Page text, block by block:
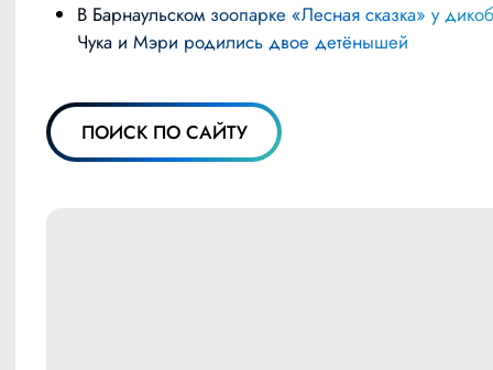
В Барнаульском зоопарке «Лесная сказка» у дикобразов
Чука и Мэри родились двое детёнышей
ПОИСК ПО САЙТУ